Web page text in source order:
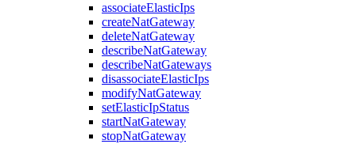
associateElasticIps
createNatGateway
deleteNatGateway
describeNatGateway
describeNatGateways
disassociateElasticIps
modifyNatGateway
setElasticIpStatus
startNatGateway
stopNatGateway